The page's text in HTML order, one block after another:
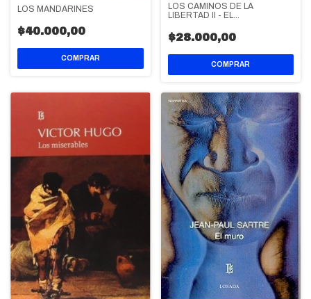
LOS MANDARINES
$40.000,00
LOS CAMINOS DE LA
LIBERTAD II - EL
$28.000,00